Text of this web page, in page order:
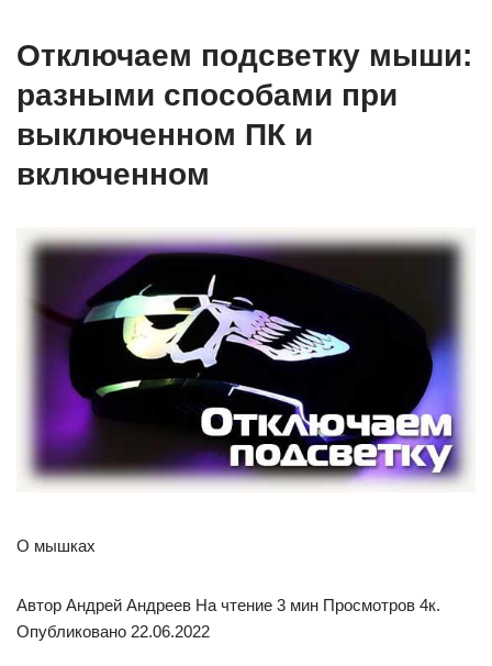
Отключаем подсветку мыши:
разными способами при
выключенном ПК и
включенном
О мышках
Автор Андрей Андреев На чтение 3 мин Просмотров 4к.
Опубликовано 22.06.2022